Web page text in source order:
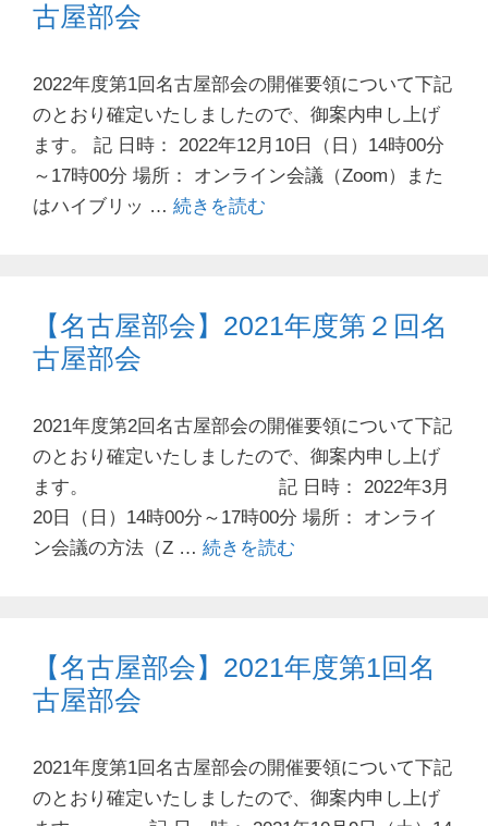
古屋部会
2022年度第1回名古屋部会の開催要領について下記
のとおり確定いたしましたので、御案内申し上げ
ます。 記 日時： 2022年12月10日（日）14時00分
～17時00分 場所： オンライン会議（Zoom）また
はハイブリッ … 続きを読む
【名古屋部会】2021年度第２回名
古屋部会
2021年度第2回名古屋部会の開催要領について下記
のとおり確定いたしましたので、御案内申し上げ
ます。 記 日時： 2022年3月
20日（日）14時00分～17時00分 場所： オンライ
ン会議の方法（Z … 続きを読む
【名古屋部会】2021年度第1回名
古屋部会
2021年度第1回名古屋部会の開催要領について下記
のとおり確定いたしましたので、御案内申し上げ